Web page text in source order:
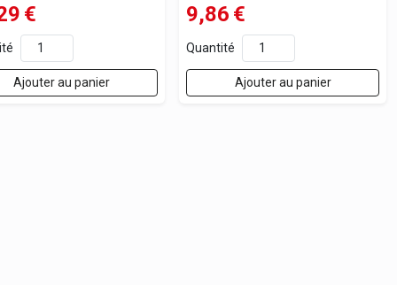
€
Ajouter au panier
9,86 €
Quantité
Ajouter au panier